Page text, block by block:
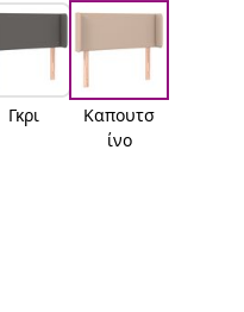
Γκρι
Καπουτσ
ίνο